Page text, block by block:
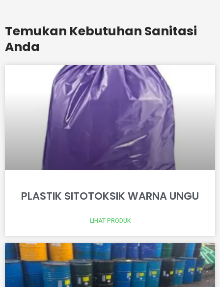
Temukan Kebutuhan Sanitasi
Anda
PLASTIK SITOTOKSIK WARNA UNGU
LIHAT PRODUK